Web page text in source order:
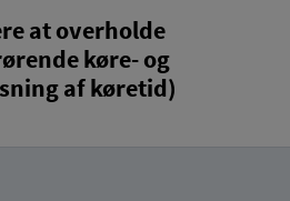
at overholde
køre- og
af køretid)